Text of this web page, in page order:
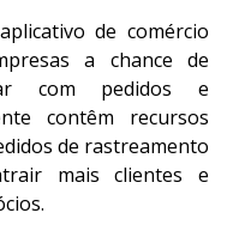
de comércio
a chance de
com pedidos e
contêm recursos
de rastreamento
mais clientes e